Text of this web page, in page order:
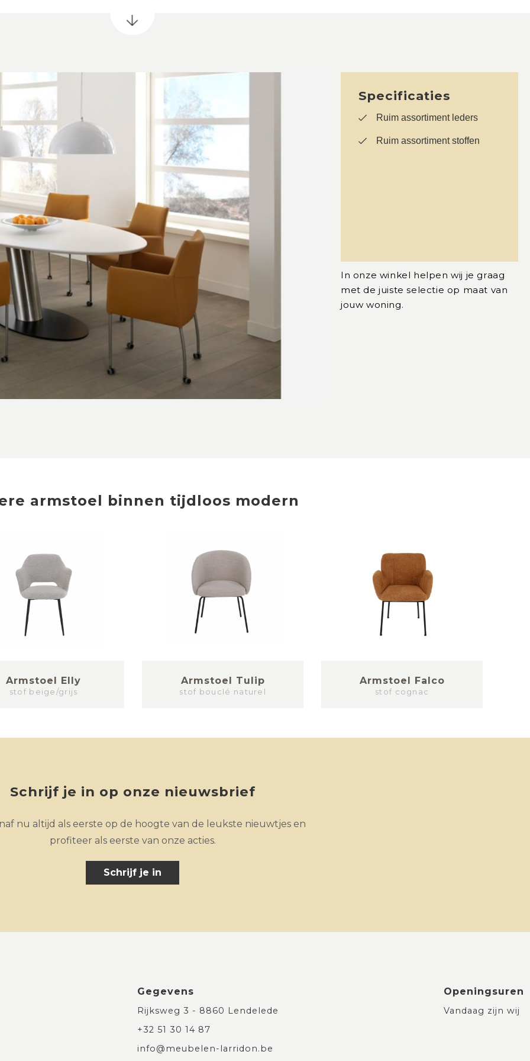
Specificaties
Ruim assortiment leders
Ruim assortiment stoffen
In onze winkel helpen wij je graag
met de juiste selectie op maat van
jouw woning.
armstoel binnen tijdloos modern
Armstoel Elly
stof beige/grijs
Armstoel Tulip
stof bouclé naturel
Armstoel Falco
stof cognac
Schrijf je in op onze nieuwsbrief
nu altijd als eerste op de hoogte van de leukste nieuwtjes en
profiteer als eerste van onze acties.
Schrijf je in
Gegevens
Rijksweg 3 - 8860 Lendelede
+32 51 30 14 87
info@meubelen-larridon.be
Openingsuren
Vandaag zijn wij